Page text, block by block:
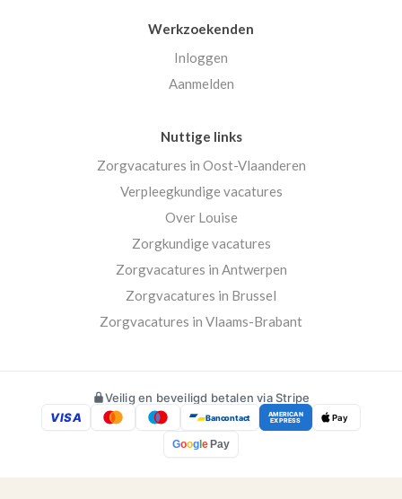
Werkzoekenden
Inloggen
Aanmelden
Nuttige links
Zorgvacatures in Oost-Vlaanderen
Verpleegkundige vacatures
Over Louise
Zorgkundige vacatures
Zorgvacatures in Antwerpen
Zorgvacatures in Brussel
Zorgvacatures in Vlaams-Brabant
Veilig en beveiligd betalen via Stripe
VISA
Bancontact AMERICAN
EXPRESS Pay
Googl e Pay